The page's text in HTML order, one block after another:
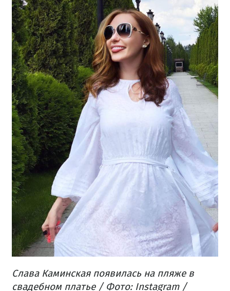
Слава Каминская появилась на пляже в
свадебном платье / Фото: Instagram /